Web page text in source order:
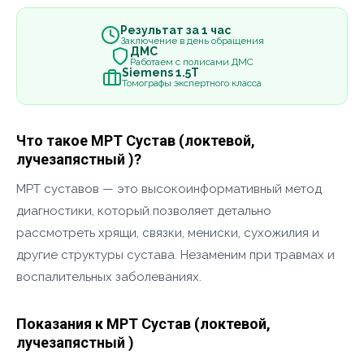
Результат за 1 час
Заключение в день обращения
ДМС
Работаем с полисами ДМС
Siemens 1.5Т
Томографы экспертного класса
Что такое МРТ Сустав (локтевой,
лучезапястный )?
МРТ суставов — это высокоинформативный метод
диагностики, который позволяет детально
рассмотреть хрящи, связки, мениски, сухожилия и
другие структуры сустава. Незаменим при травмах и
воспалительных заболеваниях.
Показания к МРТ Сустав (локтевой,
лучезапястный )